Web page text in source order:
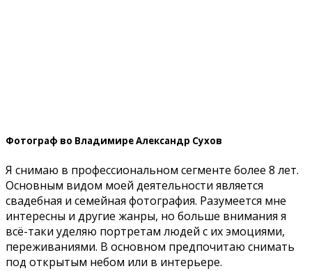
Фотограф во Владимире Александр Сухов
Я снимаю в профессиональном сегменте более 8 лет.
Основным видом моей деятельности является
свадебная и семейная фотография. Разумеется мне
интересны и другие жанры, но больше внимания я
всё-таки уделяю портретам людей с их эмоциями,
переживаниями. В основном предпочитаю снимать
под открытым небом или в интерьере.